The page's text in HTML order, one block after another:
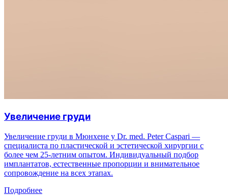
Увеличение груди
Увеличение груди в Мюнхене у Dr. med. Peter Caspari —
специалиста по пластической и эстетической хирургии с
более чем 25-летним опытом. Индивидуальный подбор
имплантатов, естественные пропорции и внимательное
сопровождение на всех этапах.
Подробнее